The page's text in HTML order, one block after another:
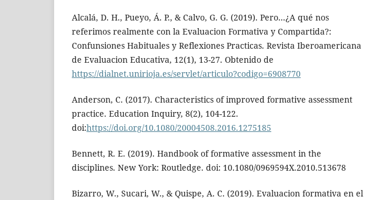
Alcalá, D. H., Pueyo, Á. P., & Calvo, G. G. (2019). Pero...¿A qué nos
referimos realmente con la Evaluacion Formativa y Compartida?:
Confunsiones Habituales y Reflexiones Practicas. Revista Iberoamericana
de Evaluacion Educativa, 12(1), 13-27. Obtenido de
https://dialnet.unirioja.es/servlet/articulo?codigo=6908770
Anderson, C. (2017). Characteristics of improved formative assessment
practice. Education Inquiry, 8(2), 104-122.
doi:https://doi.org/10.1080/20004508.2016.1275185
Bennett, R. E. (2019). Handbook of formative assessment in the
disciplines. New York: Routledge. doi: 10.1080/0969594X.2010.513678
Bizarro, W., Sucari, W., & Quispe, A. C. (2019). Evaluacion formativa en el